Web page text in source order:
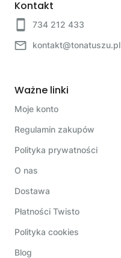
Kontakt
734 212 433
kontakt@tonatuszu.pl
Ważne linki
Moje konto
Regulamin zakupów
Polityka prywatności
O nas
Dostawa
Płatności Twisto
Polityka cookies
Blog